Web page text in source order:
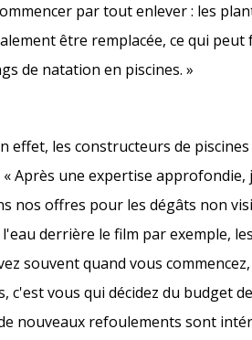
par tout enlever : les
être remplacée, ce qui
de natation en piscines. »
les constructeurs de
Après une expertise
nos offres pour les dégâts non
derrière le film par exemple,
souvent quand vous
vous qui décidez du budget
nouveaux refoulements sont